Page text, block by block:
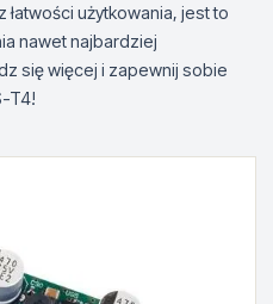
użytkowania, jest to
nawet najbardziej
się więcej i zapewnij sobie
T4!